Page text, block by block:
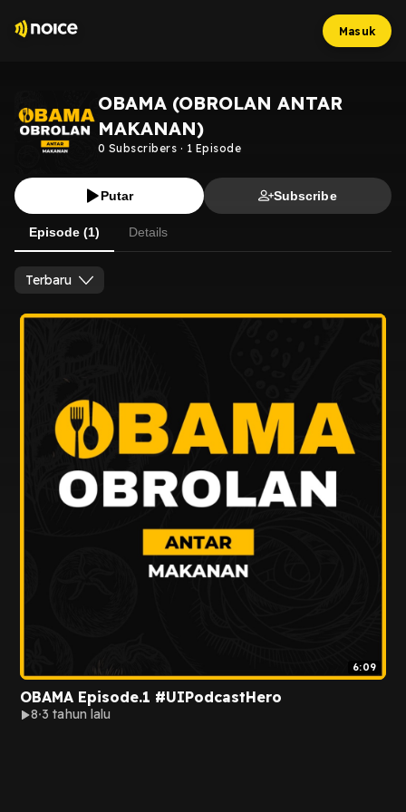
Masuk
OBAMA (OBROLAN ANTAR
MAKANAN)
0 Subscribers · 1 Episode
Putar Subscribe
Episode (1) Details
Terbaru
6:09
OBAMA Episode.1 #UIPodcastHero
8 3 tahun lalu